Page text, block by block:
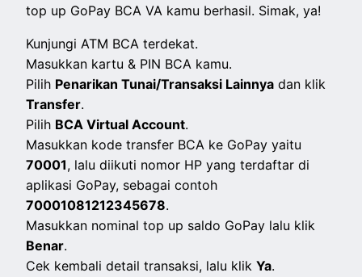
top up GoPay BCA VA kamu berhasil. Simak, ya!
Kunjungi ATM BCA terdekat.
Masukkan kartu & PIN BCA kamu.
Pilih Penarikan Tunai/Transaksi Lainnya dan klik
Transfer.
Pilih BCA Virtual Account.
Masukkan kode transfer BCA ke GoPay yaitu
70001, lalu diikuti nomor HP yang terdaftar di
aplikasi GoPay, sebagai contoh
70001081212345678.
Masukkan nominal top up saldo GoPay lalu klik
Benar.
Cek kembali detail transaksi, lalu klikYa.